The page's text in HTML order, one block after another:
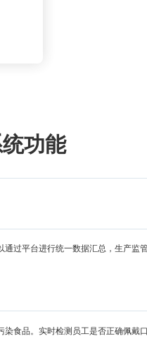
功能
过平台进行统一数据汇总，生产监管
食品。实时检测员工是否正确佩戴